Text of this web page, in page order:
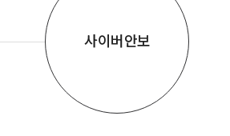
학부는 체계적인 정보의 관리와 운
고 다양한 위협으로부터 정보와
스템을 보호하는 방법을 교육하여
업혁명 시대의 요구에 부응하고자
사이버안보